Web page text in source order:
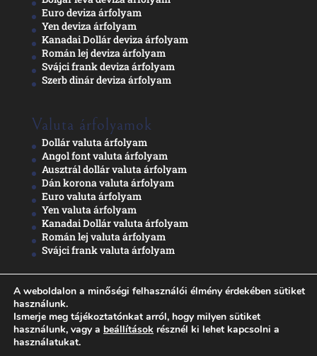
Euro deviza árfolyam
Yen deviza árfolyam
Kanadai Dollár deviza árfolyam
Román lej deviza árfolyam
Svájci frank deviza árfolyam
Szerb dinár deviza árfolyam
Valuta árfolyamok
Dollár valuta árfolyam
Angol font valuta árfolyam
Ausztrál dollár valuta árfolyam
Dán korona valuta árfolyam
Euro valuta árfolyam
Yen valuta árfolyam
Kanadai Dollár valuta árfolyam
Román lej valuta árfolyam
Svájci frank valuta árfolyam
Adatkezelési nyilatkozat
A weboldalon a minőségi felhasználói élmény érdekében sütiket
használunk.
Ismerje meg tájékoztatónkat arról, hogy milyen sütiket
használunk, vagy a beállítások résznél ki lehet kapcsolni a
használatukat.